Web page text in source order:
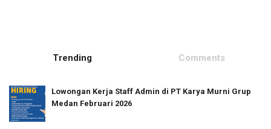
Trending Comments
Lowongan Kerja Staff Admin di PT Karya Murni Grup
Medan Februari 2026